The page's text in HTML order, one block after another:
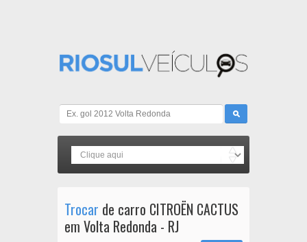
Trocar de carro CITROËN CACTUS
em Volta Redonda - RJ